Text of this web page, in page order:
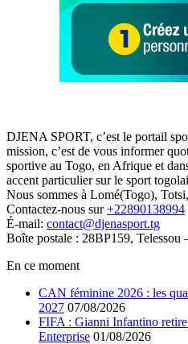
DJENA SPORT, c’est le portail
mission, c’est de vous informer
sportive au Togo, en Afrique et
accent particulier sur le sport
Nous sommes à Lomé(Togo),
Contactez-nous sur+22890138994
É-mail: contact@djenasport.tg
Boîte postale : 28BP159, Telessou
En ce moment
CAN féminine 2026 : les
2027 07/08/2026
FIFA : Gianni Infantino
Enterprise 01/08/2026